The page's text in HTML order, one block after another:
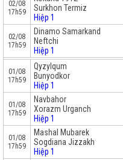
02/08
17h59
Surkhon Termiz
Hiệp 1
02/08
17h59
Dinamo Samarkand
Neftchi
Hiệp 1
01/08
17h59
Qyzylqum
Bunyodkor
Hiệp 1
01/08
17h59
Navbahor
Xorazm Urganch
Hiệp 1
01/08
17h59
Mashal Mubarek
Sogdiana Jizzakh
Hiệp 1